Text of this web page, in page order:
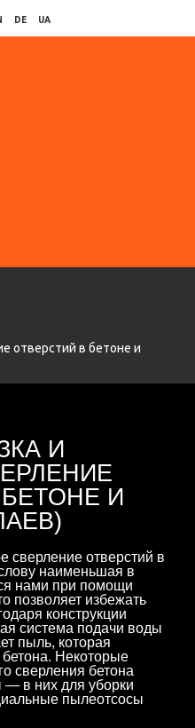
DE UA
отверстий в бетоне и
И
И
сверление отверстий в
наименьшая в
нами при помощи
позволяет избежать
конструкции
система подачи воды
пыль, которая
бетона. Некоторые
сверления бетона
— в них для уборки
пылеотсосы